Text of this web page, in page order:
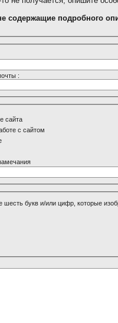
содержащие подробного
:
сайта
с сайтом
шесть букв и/или цифр, которые